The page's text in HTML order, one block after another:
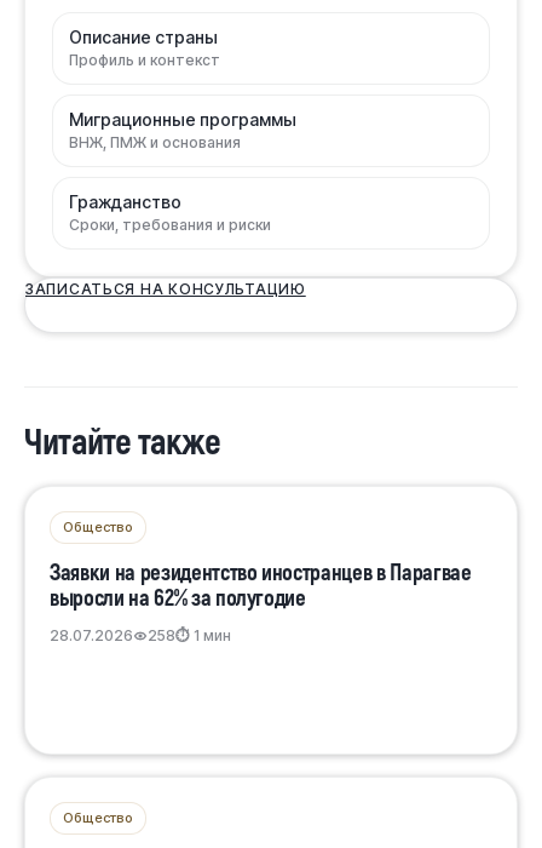
Описание страны
Профиль и контекст
Миграционные программы
ВНЖ, ПМЖ и основания
Гражданство
Сроки, требования и риски
ЗАПИСАТЬСЯ НА КОНСУЛЬТАЦИЮ
Читайте также
Общество
Заявки на резидентство иностранцев в Парагвае
выросли на 62% за полугодие
28.07.2026 258⏱ 1 мин
Общество